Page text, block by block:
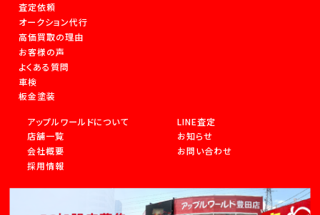
査定依頼
オークション代行
高価買取の理由
お客様の声
よくある質問
車検
板金塗装
アップルワールドについて
店舗一覧
会社概要
採用情報
LINE査定
お知らせ
お問い合わせ